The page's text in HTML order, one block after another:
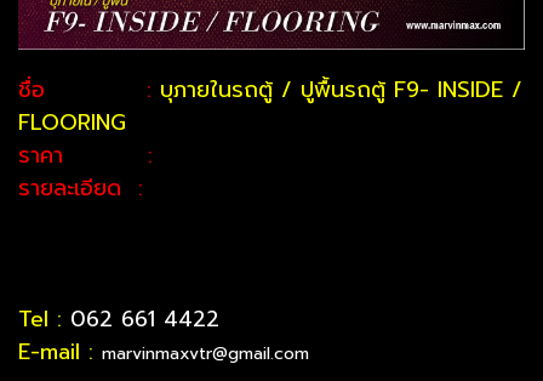
ชื่อ : บุภายในรถตู้ / ปูพื้นรถตู้ F9- INSIDE /
FLOORING
ราคา :
รายละเอียด :
Tel : 062 661 4422
E-mail : marvinmaxvtr@gmail.com